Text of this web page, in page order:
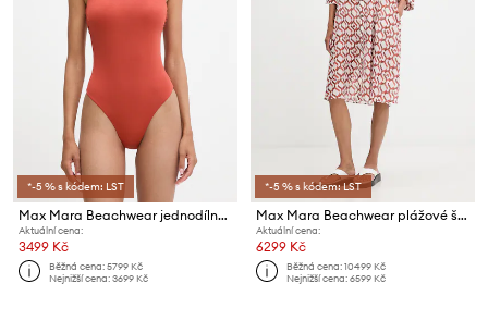
*-5 % s kódem: LST
Max Mara Beachwear jednodílné plavky dámské CAREZZA
Aktuální cena:
3499 Kč
Běžná cena:5799 Kč
Nejnižší cena:3699 Kč
*-5 % s kódem: LST
Max Mara Beachwear plážové šaty dámské STEPPA
Aktuální cena:
6299 Kč
Běžná cena:10499 Kč
Nejnižší cena:6599 Kč